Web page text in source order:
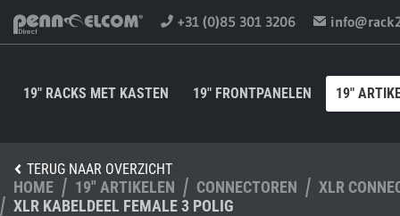
+31 (0)85 301 3206
19" RACKS MET KASTEN 19" FRONTPANELEN 19"
TERUG NAAR OVERZICHT
HOME 19" ARTIKELEN CONNECTOREN
XLR
XLR KABELDEEL FEMALE 3 POLIG